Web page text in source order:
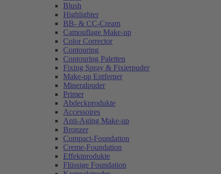
Blush
Highlighter
BB- & CC-Cream
Camouflage Make-up
Color Corrector
Contouring
Contouring Paletten
Fixing Spray & Fixierpuder
Make-up Entferner
Mineralpuder
Primer
Abdeckprodukte
Accessoires
Anti-Aging Make-up
Bronzer
Compact-Foundation
Creme-Foundation
Effektprodukte
Flüssige Foundation